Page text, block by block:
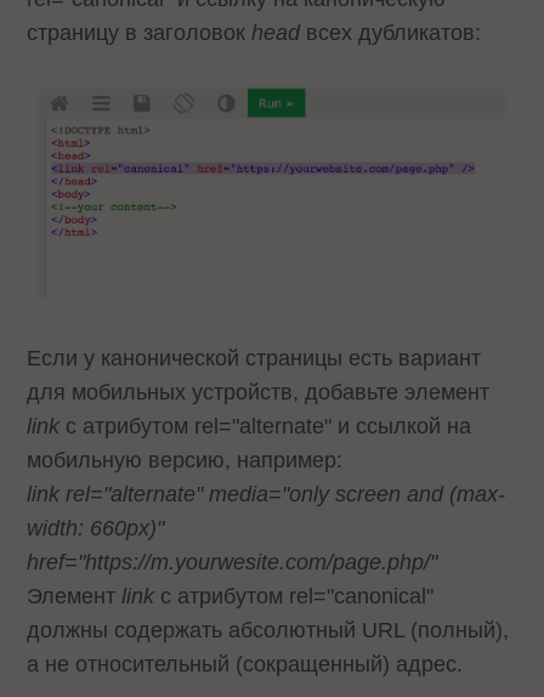
страницу в заголовокhead всех дубликатов:
Если у канонической страницы есть вариант
для мобильных устройств, добавьте элемент
link с атрибутом rel="alternate" и ссылкой на
мобильную версию, например:
link rel="alternate" media="only screen and (max-
width: 660px)"
href="https://m.yourwesite.com/page.php/"
Элемент link с атрибутом rel="canonical"
должны содержать абсолютный URL (полный),
а не относительный (сокращенный) адрес.